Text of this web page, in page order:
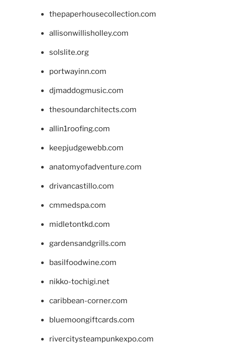
thepaperhousecollection.com
allisonwillisholley.com
solslite.org
portwayinn.com
djmaddogmusic.com
thesoundarchitects.com
allin1roofing.com
keepjudgewebb.com
anatomyofadventure.com
drivancastillo.com
cmmedspa.com
midletontkd.com
gardensandgrills.com
basilfoodwine.com
nikko-tochigi.net
caribbean-corner.com
bluemoongiftcards.com
rivercitysteampunkexpo.com